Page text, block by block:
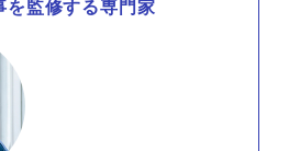
を監修する専門家